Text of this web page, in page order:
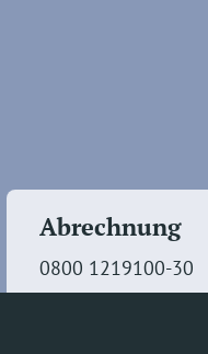
Abrechnung
0800 1219100-30